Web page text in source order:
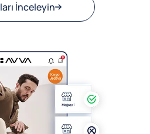
İnceleyin